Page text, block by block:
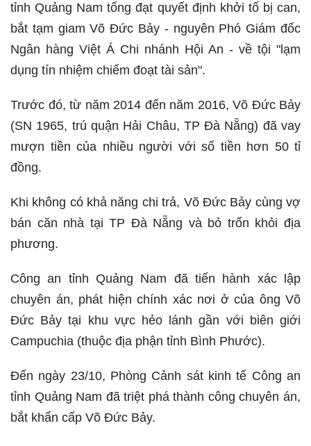
tỉnh Quảng Nam tống đạt quyết định khởi tố bị can,
bắt tạm giam Võ Đức Bảy - nguyên Phó Giám đốc
Ngân hàng Việt Á Chi nhánh Hội An - về tội "lạm
dụng tín nhiệm chiếm đoạt tài sản".
Trước đó, từ năm 2014 đến năm 2016, Võ Đức Bảy
(SN 1965, trú quận Hải Châu, TP Đà Nẵng) đã vay
mượn tiền của nhiều người với số tiền hơn 50 tỉ
đồng.
Khi không có khả năng chi trả, Võ Đức Bảy cùng vợ
bán căn nhà tại TP Đà Nẵng và bỏ trốn khỏi địa
phương.
Công an tỉnh Quảng Nam đã tiến hành xác lập
chuyên án, phát hiện chính xác nơi ở của ông Võ
Đức Bảy tại khu vực hẻo lánh gần với biên giới
Campuchia (thuộc địa phận tỉnh Bình Phước).
Đến ngày 23/10, Phòng Cảnh sát kinh tế Công an
tỉnh Quảng Nam đã triệt phá thành công chuyên án,
bắt khẩn cấp Võ Đức Bảy.